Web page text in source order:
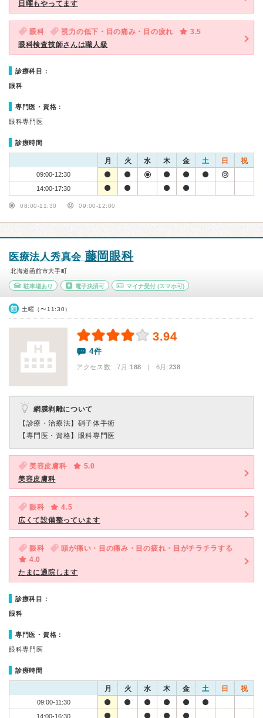
日曜もやってます
眼科 視力の低下・目の痛み・目の疲れ
3.5
眼科検査技師さんは職人級
診療科目：
眼科
専門医・資格：
眼科専門医
診療時間
月 火 水 木 金 土 日 祝
09:00-12:30
14:00-17:30
08:00-11:30 09:00-12:00
医療法人秀真会 藤岡眼科
北海道函館市大手町
駐車場あり 電子決済可 マイナ受付 (スマホ可)
土曜（〜11:30）
3.94
4件
アクセス数 7月:188 | 6月:238
網膜剥離について
【診療・治療法】 硝子体手術
【専門医・資格】 眼科専門医
美容皮膚科
5.0
美容皮膚科
眼科
4.5
広くて設備整っています
眼科
頭が痛い・目の痛み・目の疲れ・目がチラチラする
4.0
たまに通院します
診療科目：
眼科
専門医・資格：
眼科専門医
診療時間
月 火 水 木 金 土 日 祝
09:00-11:30
14:00-16:30